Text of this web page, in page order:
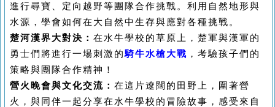
進行尋寶、定向越野等團隊合作挑戰。利用自然地形與
水源，學會如何在大自然中生存與應對各種挑戰。
楚河漢界大對決： 在水牛學校的草原上，楚軍與漢軍的
勇士們將進行一場刺激的騎牛水槍大戰 ，考驗孩子們的
策略與團隊合作精神！
營火晚會與文化交流： 在這片遼闊的田野上，圍著營
火，與同伴一起分享在水牛學校的冒險故事，感受來自